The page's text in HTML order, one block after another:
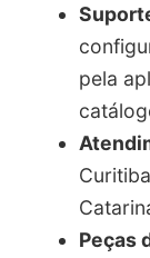
pela
Peças